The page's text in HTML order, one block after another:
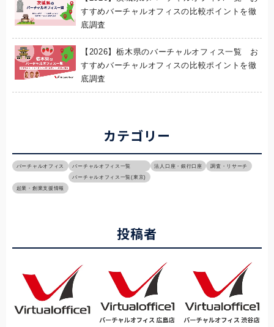
すすめバーチャルオフィスの比較ポイントを徹
底調査
【2026】栃木県のバーチャルオフィス一覧 お
すすめバーチャルオフィスの比較ポイントを徹
底調査
カテゴリー
バーチャルオフィス
バーチャルオフィス一覧
バーチャルオフィス一覧(東京)
法人口座・銀行口座 調査・リサーチ
起業・創業支援情報
投稿者